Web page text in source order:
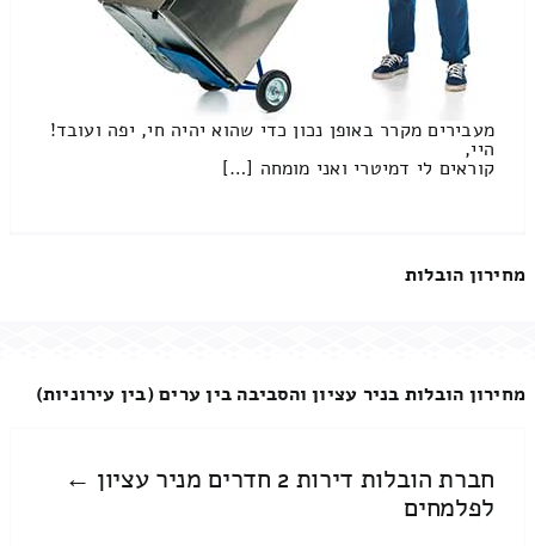
מעבירים מקרר באופן נכון כדי שהוא יהיה חי, יפה ועובד!
היי,
קוראים לי דמיטרי ואני מומחה […]
מחירון הובלות
מחירון הובלות בניר עציון והסביבה בין ערים (בין עירוניות)
חברת הובלות דירות 2 חדרים מניר עציון ←
לפלמחים